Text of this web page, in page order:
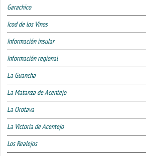
Garachico
Icod de los Vinos
Información insular
Información regional
La Guancha
La Matanza de Acentejo
La Orotava
La Victoria de Acentejo
Los Realejos